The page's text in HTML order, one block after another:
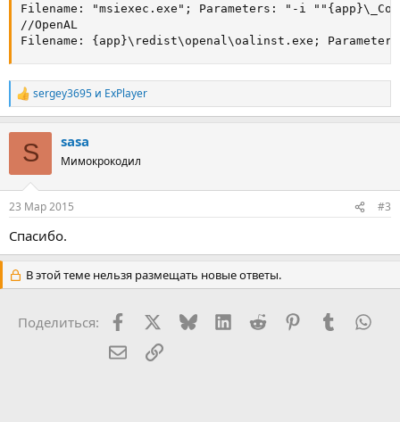
Filename: "msiexec.exe"; Parameters: "-i
//OpenAL
Filename: {app}\redist\openal\oalinst.exe;
Р
е
sergey3695 и ExPlayer
S sasa
Мимокрокодил
23 Мар 2015 #3
Спасибо.
В этой теме нельзя размещать новые ответы.
Поделиться: FacebookX (Twitter)
BlueskyLinkedInReddit PinterestTumblr
Электронная почта
Ссылка